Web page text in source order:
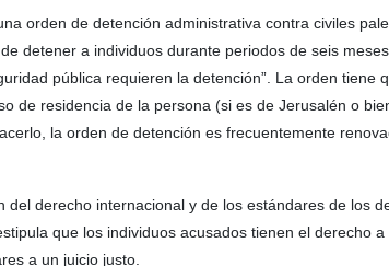
orden de detención administrativa contra civiles
detener a individuos durante periodos de seis
pública requieren la detención”. La orden tiene
de residencia de la persona (si es de Jerusalén o
la orden de detención es frecuentemente
derecho internacional y de los estándares de los
que los individuos acusados tienen el derecho
a un juicio justo.